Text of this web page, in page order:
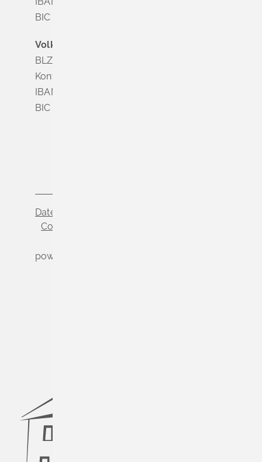
BIC SOLADES1MGL
Volksbank Dreiländereck
BLZ 683 900 00
Konto Nr. 3 500 004
IBAN DE56 6839 0000 0003 5000 04
BIC VOLODE66
Datenschutz
Cookie-Einstellungen
powered by